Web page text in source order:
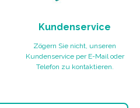
Kundenservice
Zögern Sie nicht, unseren
Kundenservice per E-Mail oder
Telefon zu kontaktieren.